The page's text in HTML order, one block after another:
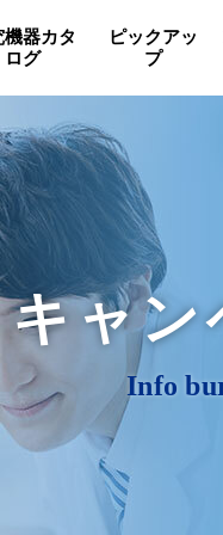
機器カタ
ログ
ピックアッ
プ
キャン